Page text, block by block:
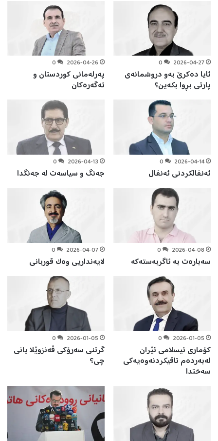
2026-04-27
0
ئايا دەکرێ بەو دروشمانەی
پارتی بڕوا بکەين؟
2026-04-26
0
پەرلەمانی کوردستان و
ئەگەرەکان
2026-04-14
0
ئەنفالکردنی ئەنفال
2026-04-13
0
جەنگ و سیاسەت لە جەنگدا
2026-04-08
0
سەبارەت بە ئاگربەستەکە
2026-04-07
0
لایەنداریى وەک قوربانى
2026-01-05
0
کۆماری ئیسلامی ئێران
لەبەردەم تاقیکردنەوەیەکی
سەختدا
2026-01-05
0
گرتنی سەرۆکی ڤەنزوێلا یانی
چی؟